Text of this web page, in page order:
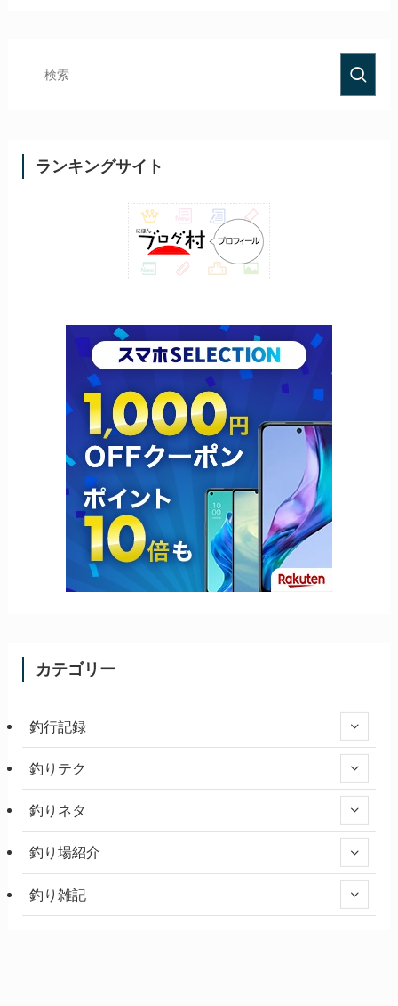
ランキングサイト
カテゴリー
釣行記録
釣りテク
釣りネタ
釣り場紹介
釣り雑記